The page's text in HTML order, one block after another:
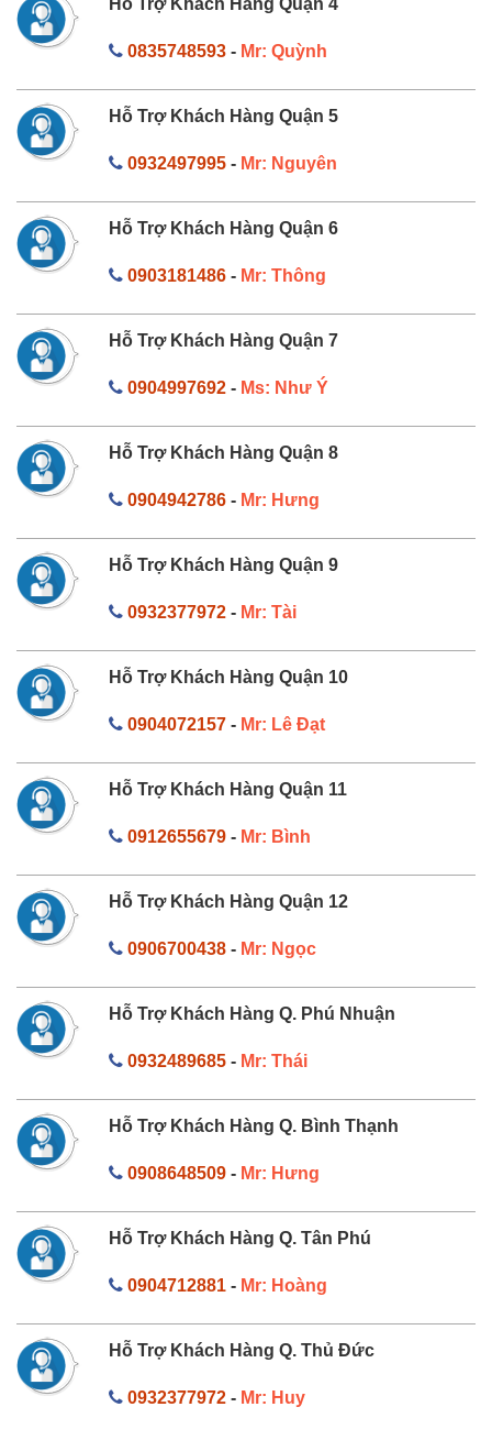
0835748593- Mr: Quỳnh
Hỗ Trợ Khách Hàng Quận 5
0932497995- Mr: Nguyên
Hỗ Trợ Khách Hàng Quận 6
0903181486- Mr: Thông
Hỗ Trợ Khách Hàng Quận 7
0904997692- Ms: Như Ý
Hỗ Trợ Khách Hàng Quận 8
0904942786- Mr: Hưng
Hỗ Trợ Khách Hàng Quận 9
0932377972- Mr: Tài
Hỗ Trợ Khách Hàng Quận 10
0904072157- Mr: Lê Đạt
Hỗ Trợ Khách Hàng Quận 11
0912655679- Mr: Bình
Hỗ Trợ Khách Hàng Quận 12
0906700438- Mr: Ngọc
Hỗ Trợ Khách Hàng Q. Phú Nhuận
0932489685- Mr: Thái
Hỗ Trợ Khách Hàng Q. Bình Thạnh
0908648509- Mr: Hưng
Hỗ Trợ Khách Hàng Q. Tân Phú
0904712881- Mr: Hoàng
Hỗ Trợ Khách Hàng Q. Thủ Đức
0932377972- Mr: Huy